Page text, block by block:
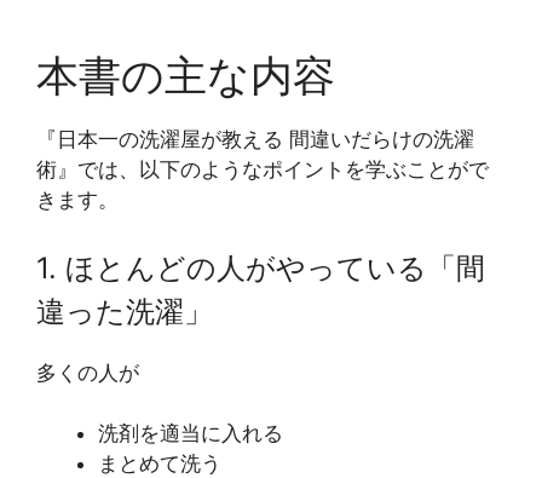
本書の主な内容
『日本一の洗濯屋が教える 間違いだらけの洗濯
術』では、以下のようなポイントを学ぶことがで
きます。
1. ほとんどの人がやっている「間
違った洗濯」
多くの人が
洗剤を適当に入れる
まとめて洗う